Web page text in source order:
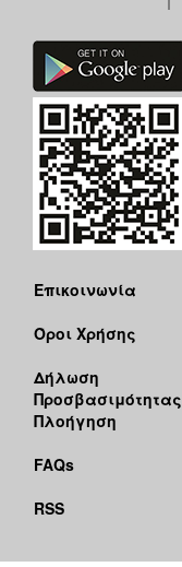
Επικοινωνία
Όροι Χρήσης
Δήλωση
Προσβασιμότητας
Πλοήγηση
FAQs
RSS